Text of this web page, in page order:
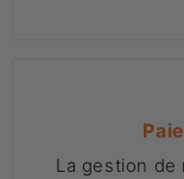
La gestion de